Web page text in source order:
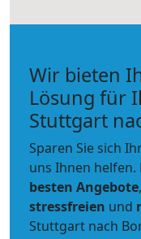
Wir bieten
Lösung für
Stuttgart
Sparen Sie sich
uns Ihnen helfen.
besten Angebote
stressfreien und
Stuttgart nach